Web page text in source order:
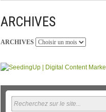
ARCHIVES
ARCHIVES